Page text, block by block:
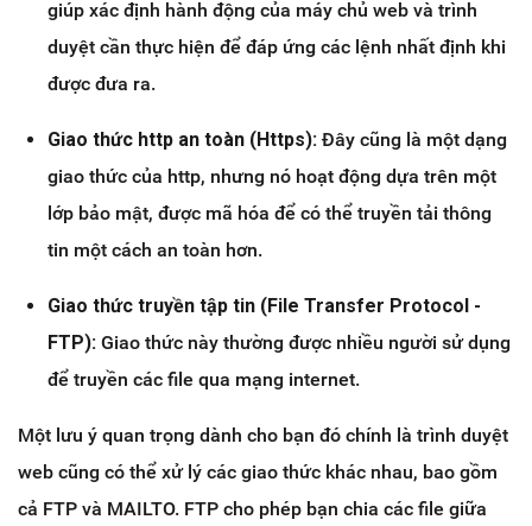
giúp xác định hành động của máy chủ web và trình
duyệt cần thực hiện để đáp ứng các lệnh nhất định khi
được đưa ra.
Giao thức http an toàn (Https): Đây cũng là một dạng
giao thức của http, nhưng nó hoạt động dựa trên một
lớp bảo mật, được mã hóa để có thể truyền tải thông
tin một cách an toàn hơn.
Giao thức truyền tập tin (File Transfer Protocol -
FTP): Giao thức này thường được nhiều người sử dụng
để truyền các file qua mạng internet.
Một lưu ý quan trọng dành cho bạn đó chính là trình duyệt
web cũng có thể xử lý các giao thức khác nhau, bao gồm
cả FTP và MAILTO. FTP cho phép bạn chia các file giữa